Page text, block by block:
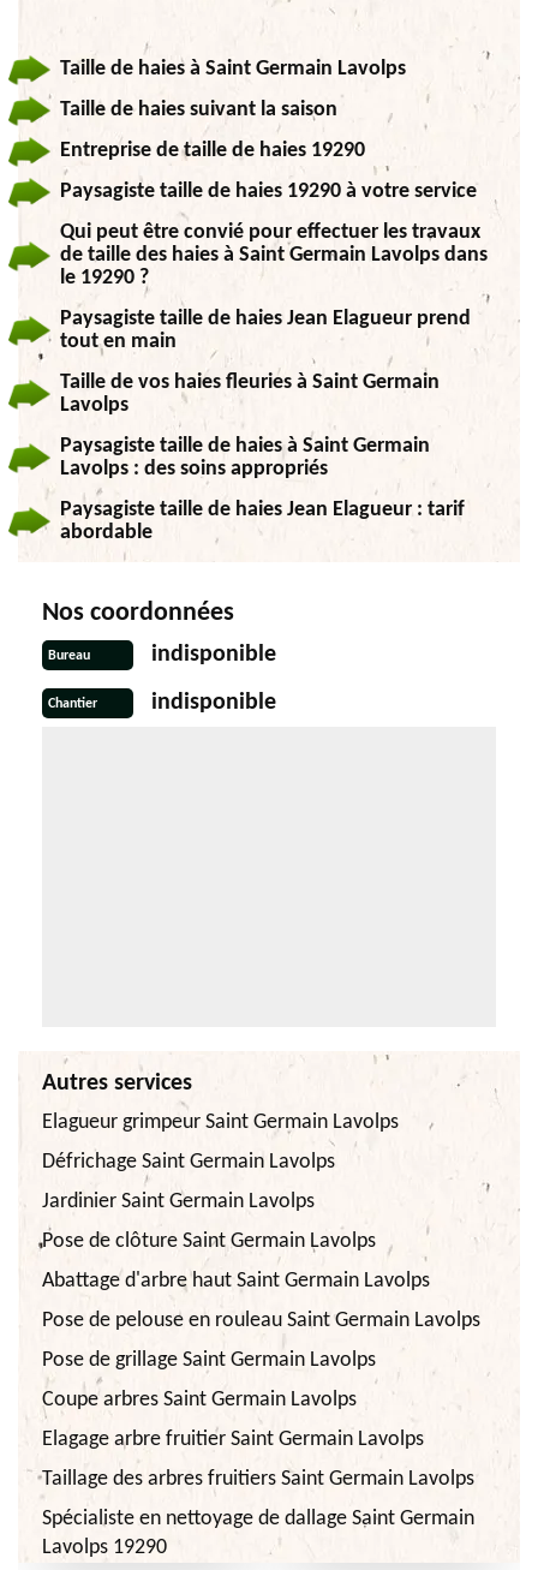
Taille de haies à Saint Germain Lavolps
Taille de haies suivant la saison
Entreprise de taille de haies 19290
Paysagiste taille de haies 19290 à votre service
Qui peut être convié pour effectuer les travaux
de taille des haies à Saint Germain Lavolps dans
le 19290 ?
Paysagiste taille de haies Jean Elagueur prend
tout en main
Taille de vos haies fleuries à Saint Germain
Lavolps
Paysagiste taille de haies à Saint Germain
Lavolps : des soins appropriés
Paysagiste taille de haies Jean Elagueur : tarif
abordable
Nos coordonnées
Bureau indisponible
Chantier indisponible
Autres services
Elagueur grimpeur Saint Germain Lavolps
Défrichage Saint Germain Lavolps
Jardinier Saint Germain Lavolps
Pose de clôture Saint Germain Lavolps
Abattage d'arbre haut Saint Germain Lavolps
Pose de pelouse en rouleau Saint Germain Lavolps
Pose de grillage Saint Germain Lavolps
Coupe arbres Saint Germain Lavolps
Elagage arbre fruitier Saint Germain Lavolps
Taillage des arbres fruitiers Saint Germain Lavolps
Spécialiste en nettoyage de dallage Saint Germain
Lavolps 19290